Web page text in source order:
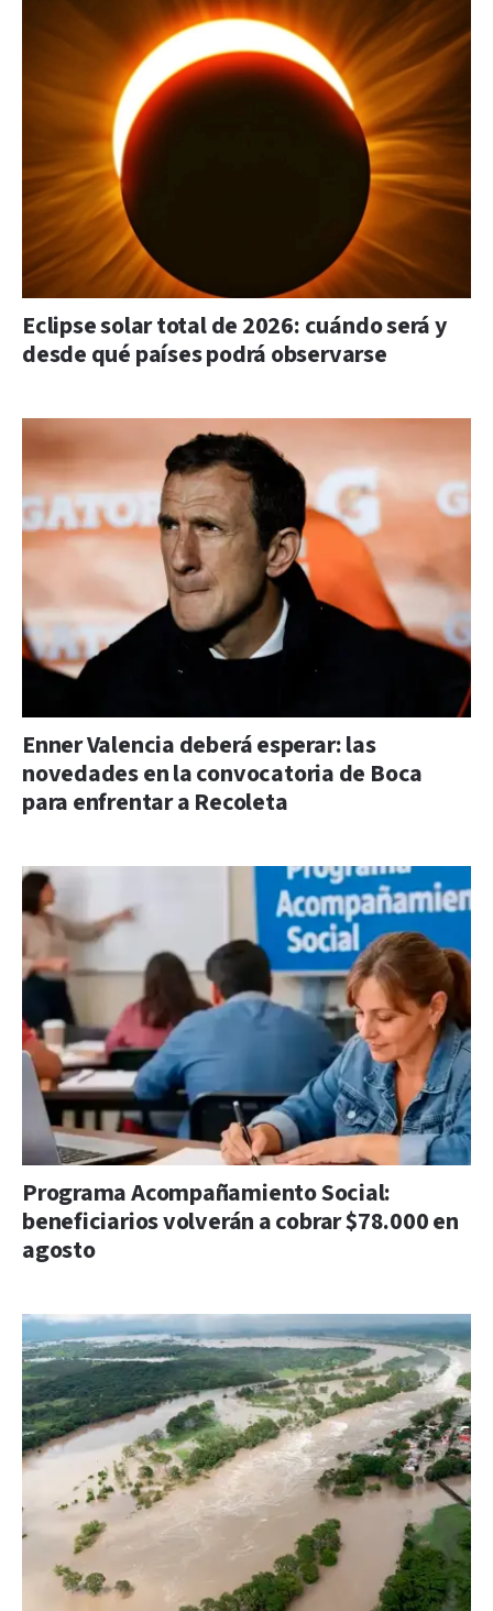
Eclipse solar total de 2026: cuándo será y
desde qué países podrá observarse
Enner Valencia deberá esperar: las
novedades en la convocatoria de Boca
para enfrentar a Recoleta
Programa Acompañamiento Social:
beneficiarios volverán a cobrar $78.000 en
agosto